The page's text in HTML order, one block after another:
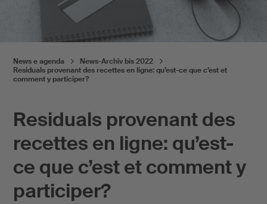
Residuals provenant des
recettes en ligne: qu’est-
ce que c’est et comment y
participer?
News e agenda
News-Archiv bis 2022
Residuals provenant des recettes en ligne: qu’est-ce que c’est et
comment y participer?